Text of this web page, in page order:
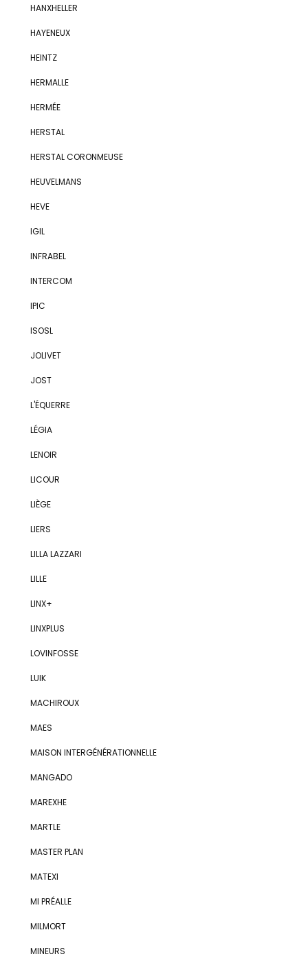
HANXHELLER
HAYENEUX
HEINTZ
HERMALLE
HERMÉE
HERSTAL
HERSTAL CORONMEUSE
HEUVELMANS
HEVE
IGIL
INFRABEL
INTERCOM
IPIC
ISOSL
JOLIVET
JOST
L'ÉQUERRE
LÉGIA
LENOIR
LICOUR
LIÈGE
LIERS
LILLA LAZZARI
LILLE
LINX+
LINXPLUS
LOVINFOSSE
LUIK
MACHIROUX
MAES
MAISON INTERGÉNÉRATIONNELLE
MANGADO
MAREXHE
MARTLE
MASTER PLAN
MATEXI
MI PRÉALLE
MILMORT
MINEURS